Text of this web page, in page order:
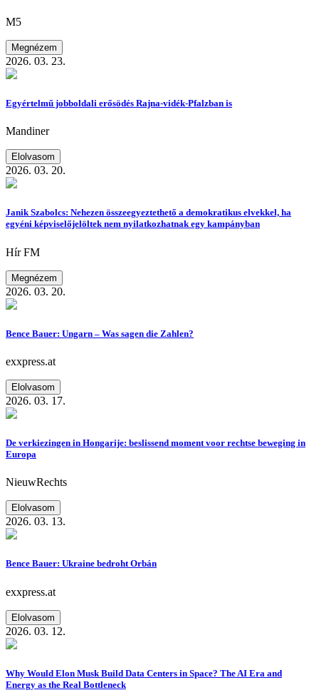
M5
Megnézem
2026. 03. 23.
Egyértelmű jobboldali erősödés Rajna-vidék-Pfalzban is
Mandiner
Elolvasom
2026. 03. 20.
Janik Szabolcs: Nehezen összeegyeztethető a demokratikus elvekkel, ha
egyéni képviselőjelöltek nem nyilatkozhatnak egy kampányban
Hír FM
Megnézem
2026. 03. 20.
Bence Bauer: Ungarn – Was sagen die Zahlen?
exxpress.at
Elolvasom
2026. 03. 17.
De verkiezingen in Hongarije: beslissend moment voor rechtse beweging in
Europa
NieuwRechts
Elolvasom
2026. 03. 13.
Bence Bauer: Ukraine bedroht Orbán
exxpress.at
Elolvasom
2026. 03. 12.
Why Would Elon Musk Build Data Centers in Space? The AI Era and
Energy as the Real Bottleneck